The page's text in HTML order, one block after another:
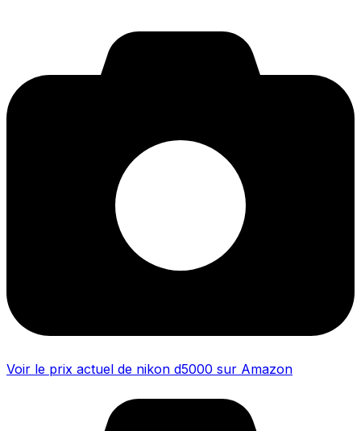
Voir le prix actuel de nikon d5000 sur Amazon